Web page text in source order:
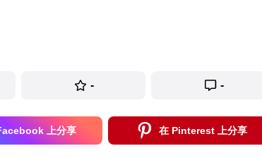
- -
上分享 在 Pinterest 上分享